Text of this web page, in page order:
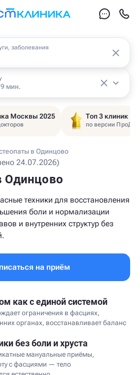
заболевания
мин.
Москвы 2025 Топ 3 клиник
по версии
в Одинцово
24.07.2026)
Одинцово
техники для восстановления
боли и нормализации
и внутренних структур без
на приём
как с единой системой
ограничения в фасциях,
органах, восстанавливает баланс
без боли и хруста
мануальные приёмы,
с фасциями — тело